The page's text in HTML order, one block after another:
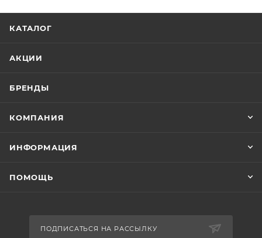
КАТАЛОГ
АКЦИИ
БРЕНДЫ
КОМПАНИЯ
ИНФОРМАЦИЯ
ПОМОЩЬ
ПОДПИСАТЬСЯ НА РАССЫЛКУ